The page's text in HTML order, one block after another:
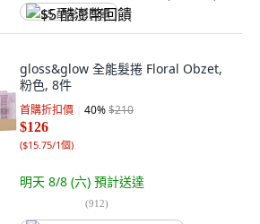
$5 酷澎幣回饋
gloss&glow 全能髮捲 Floral Obzet,
粉色, 8件
首購折扣價 40%$210
$126
($15.75/1個)
明天 8/8 (六) 預計送達
(912)